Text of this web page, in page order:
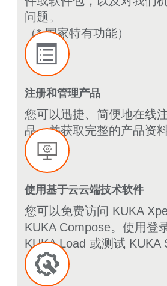
问题。
（* 国家特有功能）
注册和管理产品
您可以迅捷、简便地在线
品，并获取完整的产品资料
使用基于云云端技术软件
您可以免费访问 KUKA
KUKA Compose。使用登
KUKA Load 或测试 KUKA